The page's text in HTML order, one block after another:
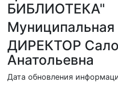
БИБЛИОТЕКА"
Муниципальная
ДИРЕКТОР
Анатольевна
Дата обновления